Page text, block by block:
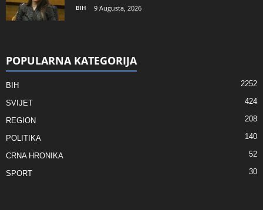
BIH 9 Augusta, 2026
POPULARNA KATEGORIJA
BIH 2252
SVIJET 424
REGION 208
POLITIKA 140
CRNA HRONIKA 52
SPORT 30